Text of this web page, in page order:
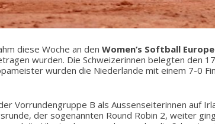
diese Woche an den Women’s Softball
wurden. Die Schweizerinnen belegten den
wurden die Niederlande mit einem 7-0
Vorrundengruppe B als Aussenseiterinnen auf
der sogenannten Round Robin 2, weiter